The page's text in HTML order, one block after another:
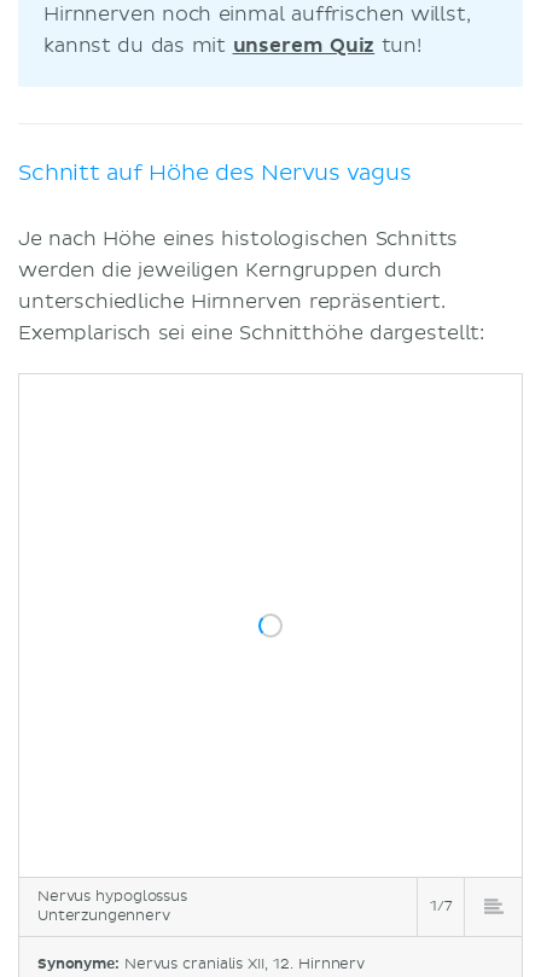
Hirnnerven noch einmal auffrischen willst,
kannst du das mit unserem Quiz tun!
Schnitt auf Höhe des Nervus vagus
Je nach Höhe eines histologischen Schnitts
werden die jeweiligen Kerngruppen durch
unterschiedliche Hirnnerven repräsentiert.
Exemplarisch sei eine Schnitthöhe dargestellt:
Nervus hypoglossus
Unterzungennerv
1/7
Synonyme: Nervus cranialis XII, 12. Hirnnerv